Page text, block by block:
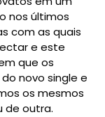
nos últimos
com as quais
e este
que os
novo single e
os mesmos
de outra.